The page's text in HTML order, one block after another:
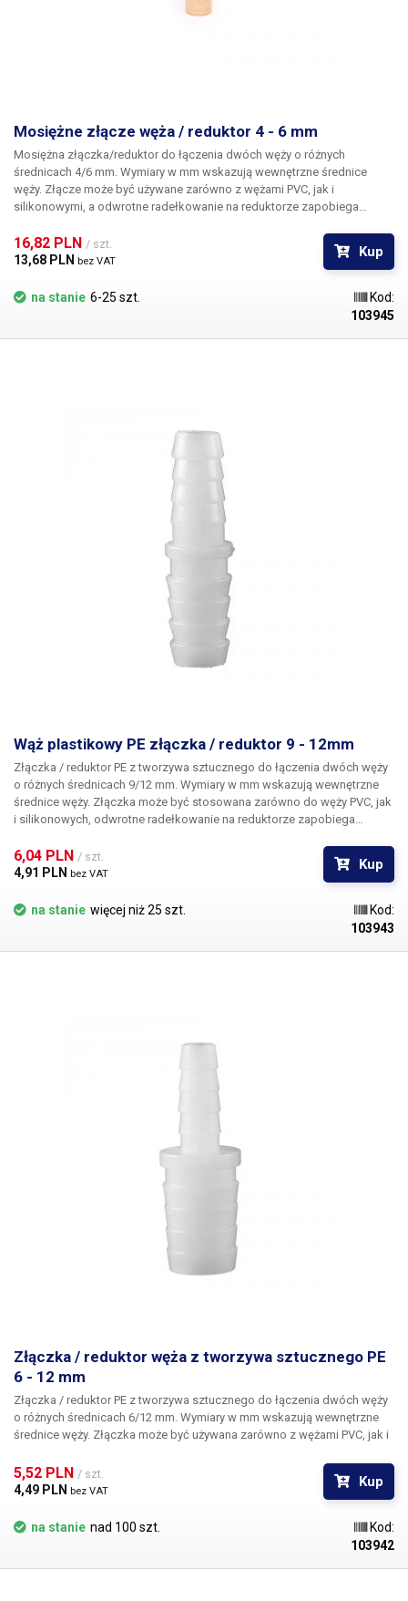
Mosiężne złącze węża / reduktor 4 - 6 mm
Mosiężna złączka/reduktor do łączenia dwóch węży o różnych
średnicach 4/6 mm. Wymiary w mm wskazują wewnętrzne średnice
węży. Złącze może być używane zarówno z wężami PVC, jak i
silikonowymi, a odwrotne radełkowanie na reduktorze zapobiega
średnicy wewnętrznej 4 i 6 mm Długość: 40 mm Waga: 4g
16,82 PLN / szt.
13,68 PLN bez VAT
Kup
na stanie 6-25 szt.
Kod:
103945
Wąż plastikowy PE złączka / reduktor 9 - 12mm
Złączka / reduktor PE z tworzywa sztucznego do łączenia dwóch węży
o różnych średnicach 9/12 mm. Wymiary w mm wskazują wewnętrzne
średnice węży. Złączka może być stosowana zarówno do węży PVC, jak
i silikonowych, odwrotne radełkowanie na reduktorze zapobiega
sztuczne PE Do węży o średnicy wewnętrznej 9 i 12 mm Długość: 42 mm
Waga: 1,5 g
6,04 PLN / szt.
4,91 PLN bez VAT
Kup
na stanie więcej niż 25 szt.
Kod:
103943
Złączka / reduktor węża z tworzywa sztucznego PE
6 - 12 mm
Złączka / reduktor PE z tworzywa sztucznego do łączenia dwóch węży
o różnych średnicach 6/12 mm. Wymiary w mm wskazują wewnętrzne
średnice węży. Złączka może być używana zarówno z wężami PVC, jak i
samoistnemu wysunięciu się węża ze złączki. Materiał: tworzywo
sztuczne PE Do węży o średnicy wewnętrznej 6 i 12 mm Długość: 42 mm
5,52 PLN / szt.
4,49 PLN bez VAT
Kup
na stanie nad 100 szt.
Kod:
103942